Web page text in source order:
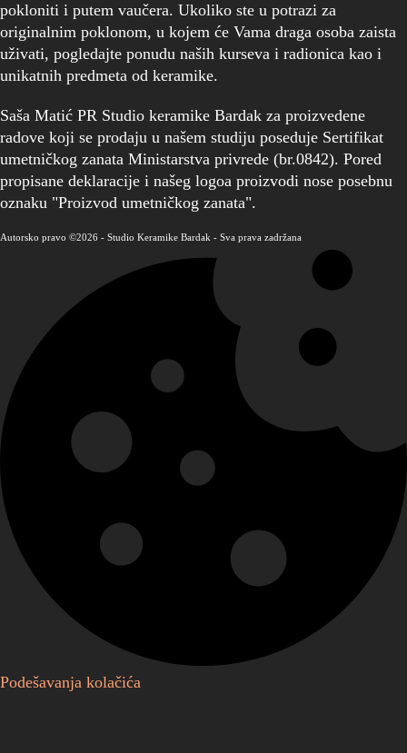
pokloniti i putem vaučera. Ukoliko ste u potrazi za
originalnim poklonom, u kojem će Vama draga osoba zaista
uživati, pogledajte ponudu naših kurseva i radionica kao i
unikatnih predmeta od keramike.
Saša Matić PR Studio keramike Bardak za proizvedene
radove koji se prodaju u našem studiju poseduje Sertifikat
umetničkog zanata Ministarstva privrede (br.0842). Pored
propisane deklaracije i našeg logoa proizvodi nose posebnu
oznaku "Proizvod umetničkog zanata".
Autorsko pravo ©2026 - Studio Keramike Bаrdak - Sva prava zadržana
Podešavanja kolačića